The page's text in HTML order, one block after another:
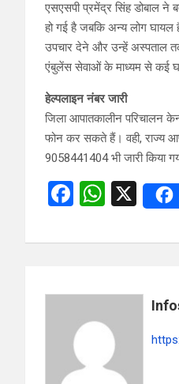
एसएसपी प्रमेंद्र सिंह डोबाल ने
हो गई है जबकि अन्य लोग घायल
उपचार देने और उन्हें अस्पताल
एंबुलेंस सेवाओं के माध्यम से कई
हेल्पलाइन नंबर जारी
जिला आपातकालीन परिचालन
फोन कर सकते हैं। वही, राज्य
9058441404 भी जारी किया
F
ce
o
o
k
W
at
A
p
p
X